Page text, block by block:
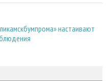
настаивают